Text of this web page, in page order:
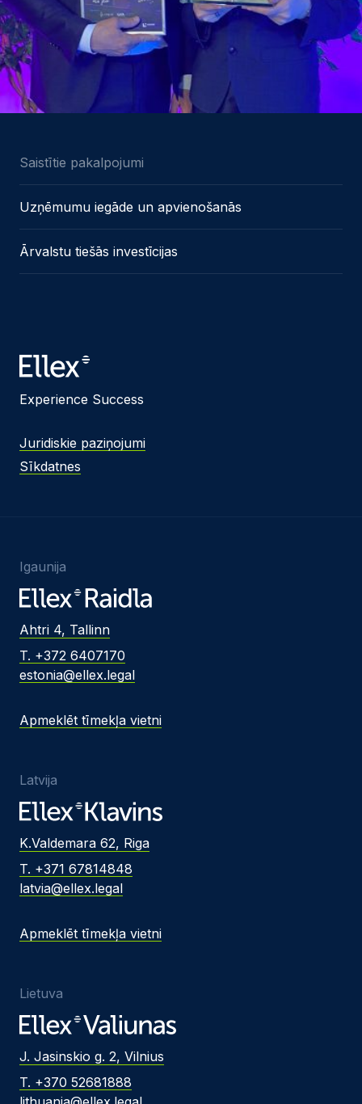
Saistītie pakalpojumi
Uzņēmumu iegāde un apvienošanās
Ārvalstu tiešās investīcijas
Experience Success
Juridiskie paziņojumi
Sīkdatnes
Igaunija
Ahtri 4, Tallinn
T. +372 6407170
estonia@ellex.legal
Apmeklēt tīmekļa vietni
Latvija
K.Valdemara 62, Riga
T. +371 67814848
latvia@ellex.legal
Apmeklēt tīmekļa vietni
Lietuva
J. Jasinskio g. 2, Vilnius
T. +370 52681888